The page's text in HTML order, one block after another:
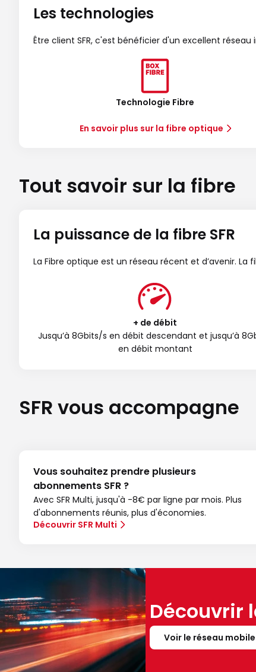
Les technologies
Être client SFR, c'est bénéficier d'un excellent
Technologie Fibre
En savoir plus sur la fibre optique
Tout savoir sur la fibre
La puissance de la fibre SFR
La Fibre optique est un réseau récent et d’avenir.
+ de débit
Jusqu’à 8Gbits/s en débit descendant et jusqu’à
en débit montant
SFR vous accompagne
Vous souhaitez prendre plusieurs
abonnements SFR ?
Avec SFR Multi, jusqu'à -8€ par ligne par mois. Plus
d'abonnements réunis, plus d'économies.
Découvrir SFR Multi
Découvrir
Voir le réseau mobile